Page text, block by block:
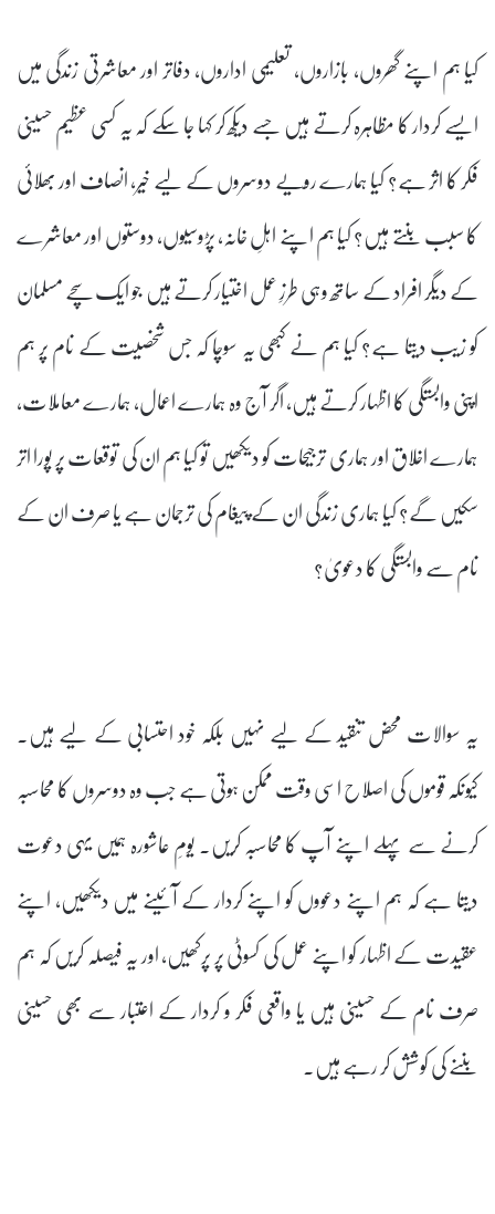
کیا ہم اپنے گھروں، بازاروں، تعلیمی اداروں، دفاتر اور معاشرتی زندگی میں
ایسے کردار کا مظاہرہ کرتے ہیں جسے دیکھ کر کہا جا سکے کہ یہ کسی عظیم حسینی
فکر کا اثر ہے؟ کیا ہمارے رویّے دوسروں کے لیے خیر، انصاف اور بھلائی
کا سبب بنتے ہیں؟ کیا ہم اپنے اہلِ خانہ، پڑوسیوں، دوستوں اور معاشرے
کے دیگر افراد کے ساتھ وہی طرزِ عمل اختیار کرتے ہیں جو ایک سچے مسلمان
کو زیب دیتا ہے؟ کیا ہم نے کبھی یہ سوچا کہ جس شخصیت کے نام پر ہم
اپنی وابستگی کا اظہار کرتے ہیں، اگر آج وہ ہمارے اعمال، ہمارے معاملات،
ہمارے اخلاق اور ہماری ترجیحات کو دیکھیں تو کیا ہم ان کی توقعات پر پورا اتر
سکیں گے؟ کیا ہماری زندگی ان کے پیغام کی ترجمان ہے یا صرف ان کے
نام سے وابستگی کا دعویٰ؟
یہ سوالات محض تنقید کے لیے نہیں بلکہ خود احتسابی کے لیے ہیں۔
کیونکہ قوموں کی اصلاح اسی وقت ممکن ہوتی ہے جب وہ دوسروں کا محاسبہ
کرنے سے پہلے اپنے آپ کا محاسبہ کریں۔ یومِ عاشورہ ہمیں یہی دعوت
دیتا ہے کہ ہم اپنے دعووں کو اپنے کردار کے آئینے میں دیکھیں، اپنے
عقیدت کے اظہار کو اپنے عمل کی کسوٹی پر پرکھیں، اور یہ فیصلہ کریں کہ ہم
صرف نام کے حسینی ہیں یا واقعی فکر و کردار کے اعتبار سے بھی حسینی
بننے کی کوشش کر رہے ہیں۔